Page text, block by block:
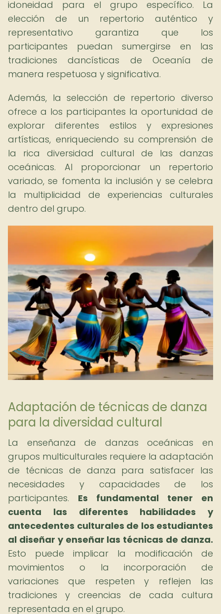
idoneidad para el grupo específico. La
elección de un repertorio auténtico y
representativo garantiza que los
participantes puedan sumergirse en las
tradiciones dancísticas de Oceanía de
manera respetuosa y significativa.
Además, la selección de repertorio diverso
ofrece a los participantes la oportunidad de
explorar diferentes estilos y expresiones
artísticas, enriqueciendo su comprensión de
la rica diversidad cultural de las danzas
oceánicas. Al proporcionar un repertorio
variado, se fomenta la inclusión y se celebra
la multiplicidad de experiencias culturales
dentro del grupo.
Adaptación de técnicas de danza
para la diversidad cultural
La enseñanza de danzas oceánicas en
grupos multiculturales requiere la adaptación
de técnicas de danza para satisfacer las
necesidades y capacidades de los
participantes. Es fundamental tener en
cuenta las diferentes habilidades y
antecedentes culturales de los estudiantes
al diseñar y enseñar las técnicas de danza.
Esto puede implicar la modificación de
movimientos o la incorporación de
variaciones que respeten y reflejen las
tradiciones y creencias de cada cultura
representada en el grupo.